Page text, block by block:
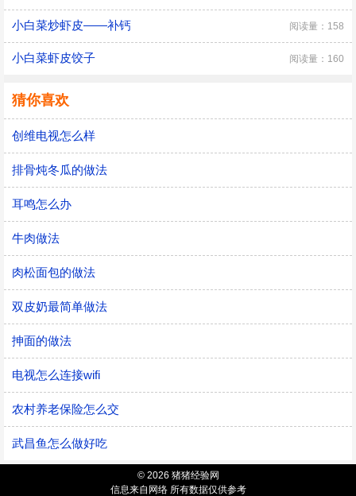
小白菜炒虾皮——补钙 阅读量：158
小白菜虾皮饺子 阅读量：160
猜你喜欢
创维电视怎么样
排骨炖冬瓜的做法
耳鸣怎么办
牛肉做法
肉松面包的做法
双皮奶最简单做法
抻面的做法
电视怎么连接wifi
农村养老保险怎么交
武昌鱼怎么做好吃
© 2026 猪猪经验网
信息来自网络 所有数据仅供参考